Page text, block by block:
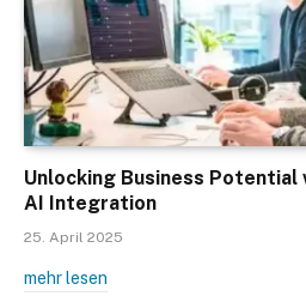
Unlocking Business Potential
AI Integration
25. April 2025
mehr lesen